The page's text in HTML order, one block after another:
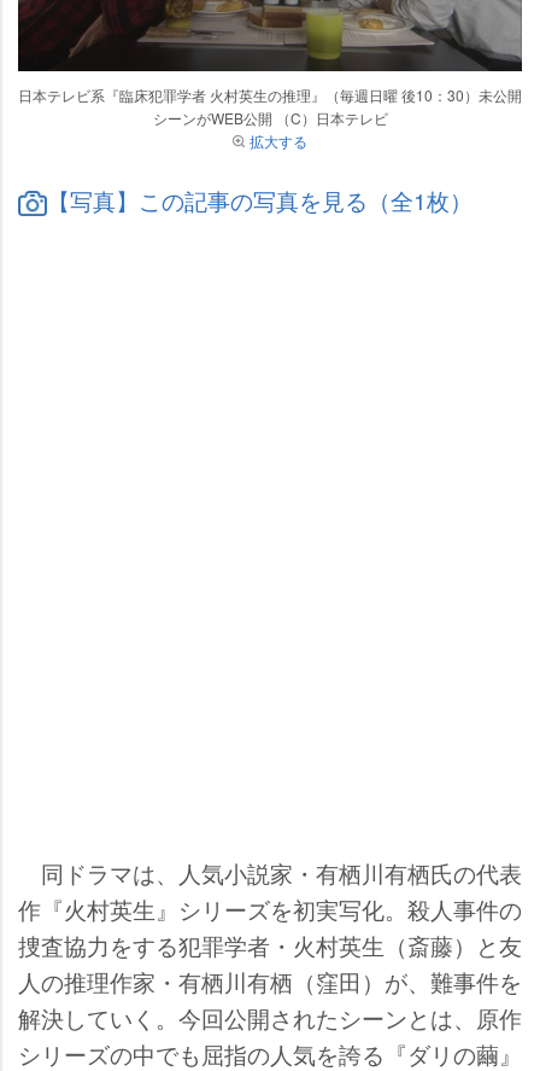
日本テレビ系『臨床犯罪学者 火村英生の推理』（毎週日曜 後10：30）未公開
シーンがWEB公開 （C）日本テレビ
拡大する
【写真】この記事の写真を見る（全1枚）
同ドラマは、人気小説家・有栖川有栖氏の代表
作『火村英生』シリーズを初実写化。殺人事件の
捜査協力をする犯罪学者・火村英生（斎藤）と友
人の推理作家・有栖川有栖（窪田）が、難事件を
解決していく。今回公開されたシーンとは、原作
シリーズの中でも屈指の人気を誇る『ダリの繭』